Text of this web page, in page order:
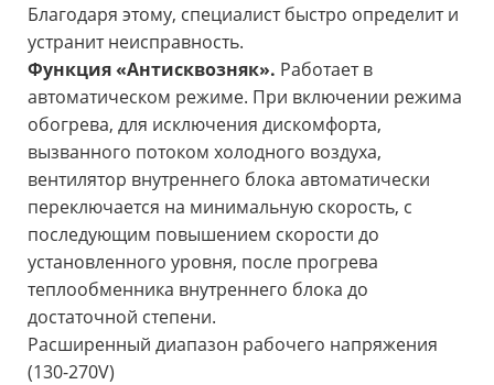
Благодаря этому, специалист быстро определит и
устранит неисправность.
Функция «Антисквозняк». Работает в
автоматическом режиме. При включении режима
обогрева, для исключения дискомфорта,
вызванного потоком холодного воздуха,
вентилятор внутреннего блока автоматически
переключается на минимальную скорость, с
последующим повышением скорости до
установленного уровня, после прогрева
теплообменника внутреннего блока до
достаточной степени.
Расширенный диапазон рабочего напряжения
(130-270V)